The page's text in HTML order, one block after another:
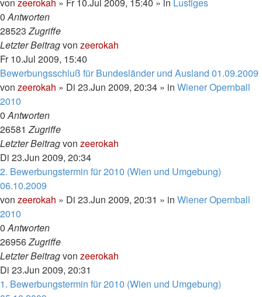
0Antworten
28523Zugriffe
Letzter Beitragvon zeerokah
Fr 10.Jul 2009, 15:40
Bewerbungsschluß für Bundesländer und Ausland 01.09.2009
von zeerokah » Di 23.Jun 2009, 20:34 » in Wiener Opernball
2010
0Antworten
26581Zugriffe
Letzter Beitragvon zeerokah
Di 23.Jun 2009, 20:34
2. Bewerbungstermin für 2010 (Wien und Umgebung)
06.10.2009
von zeerokah » Di 23.Jun 2009, 20:31 » in Wiener Opernball
2010
0Antworten
26956Zugriffe
Letzter Beitragvon zeerokah
Di 23.Jun 2009, 20:31
1. Bewerbungstermin für 2010 (Wien und Umgebung)